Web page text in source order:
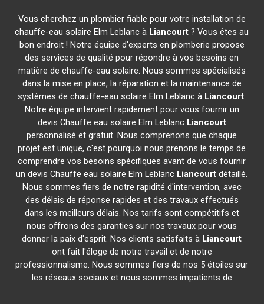
Vous cherchez un plombier fiable pour votre installation de
chauffe-eau solaire Elm Leblanc à Liancourt ? Vous êtes au
bon endroit ! Notre équipe d'experts en plomberie propose
des services de qualité pour répondre à vos besoins en
matière de chauffe-eau solaire. Nous sommes spécialisés
dans la mise en place, la réparation et la maintenance de
systèmes de chauffe-eau solaire Elm Leblanc à Liancourt.
Notre équipe intervient rapidement pour vous fournir un
devis Chauffe eau solaire Elm Leblanc Liancourt
personnalisé et gratuit. Nous comprenons que chaque
projet est unique, c'est pourquoi nous prenons le temps de
comprendre vos besoins spécifiques avant de vous fournir
un devis Chauffe eau solaire Elm Leblanc Liancourt détaillé.
Nous sommes fiers de notre rapidité d'intervention, avec
des délais de réponse rapides et des travaux effectués
dans les meilleurs délais. Nos tarifs sont compétitifs et
nous offrons des garanties sur nos travaux pour vous
donner la paix d'esprit. Nos clients satisfaits à Liancourt
ont fait l'éloge de notre travail et de notre
professionnalisme. Nous sommes fiers de nos 5 étoiles sur
les réseaux sociaux et nous sommes impatients de